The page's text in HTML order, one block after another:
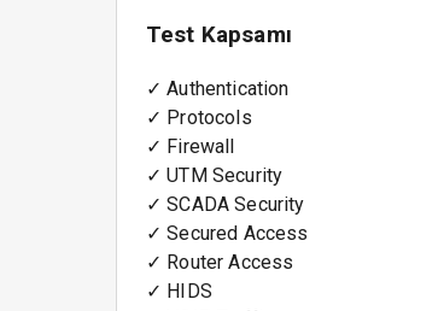
Test Kapsamı
✓Authentication
✓ Protocols
✓ Firewall
✓UTM Security
✓SCADA Security
✓Secured Access
✓ Router Access
✓ HIDS